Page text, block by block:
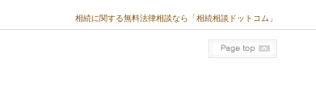
相続に関する無料法律相談なら「相続相談ドットコム」